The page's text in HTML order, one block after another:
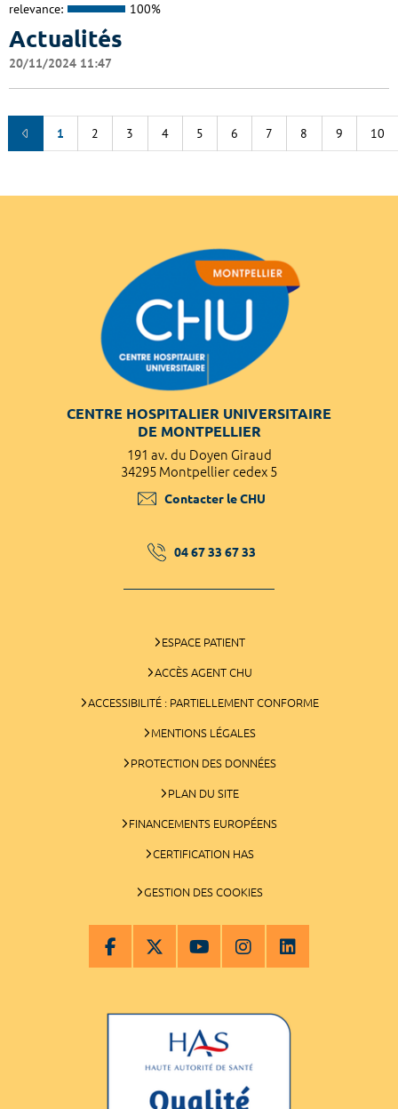
relevance: 100%
Actualités
20/11/2024 11:47
1 2 3 4 5 6 7 8 9 10
CENTRE HOSPITALIER UNIVERSITAIRE
DE MONTPELLIER
191 av. du Doyen Giraud
34295 Montpellier cedex 5
Contacter le CHU
04 67 33 67 33
ESPACE PATIENT
ACCÈS AGENT CHU
ACCESSIBILITÉ : PARTIELLEMENT CONFORME
MENTIONS LÉGALES
PROTECTION DES DONNÉES
PLAN DU SITE
FINANCEMENTS EUROPÉENS
CERTIFICATION HAS
GESTION DES COOKIES